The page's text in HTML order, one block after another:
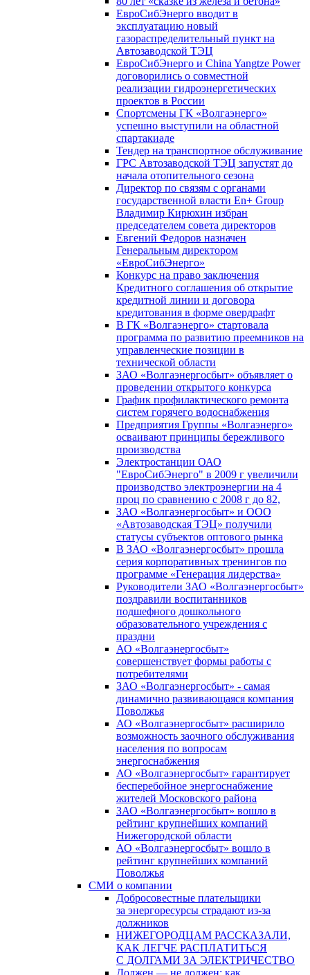
ЕвроСибЭнерго вводит в
эксплуатацию новый
газораспределительный пункт на
Автозаводской ТЭЦ
ЕвроСибЭнерго и China Yangtze Power
договорились о совместной
реализации гидроэнергетических
проектов в России
Спортсмены ГК «Волгаэнерго»
успешно выступили на областной
спартакиаде
Тендер на транспортное обслуживание
ГРС Автозаводской ТЭЦ запустят до
начала отопительного сезона
Директор по связям с органами
государственной власти En+ Group
Владимир Кирюхин избран
председателем совета директоров
Евгений Федоров назначен
Генеральным директором
«ЕвроСибЭнерго»
Конкурс на право заключения
Кредитного соглашения об открытие
кредитной линии и договора
кредитования в форме овердрафт
В ГК «Волгаэнерго» стартовала
программа по развитию преемников на
управленческие позиции в
технической области
ЗАО «Волгаэнергосбыт» объявляет о
проведении открытого конкурса
График профилактического ремонта
систем горячего водоснабжения
Предприятия Группы «Волгаэнерго»
осваивают принципы бережливого
производства
Электростанции ОАО
"ЕвроСибЭнерго" в 2009 г увеличили
производство электроэнергии на 4
проц по сравнению с 2008 г до 82,
ЗАО «Волгаэнергосбыт» и ООО
«Автозаводская ТЭЦ» получили
статусы субъектов оптового рынка
В ЗАО «Волгаэнергосбыт» прошла
серия корпоративных тренингов по
программе «Генерация лидерства»
Руководители ЗАО «Волгаэнергосбыт»
поздравили воспитанников
подшефного дошкольного
образовательного учреждения с
праздни
АО «Волгаэнергосбыт»
совершенствует формы работы с
потребителями
ЗАО «Волгаэнергосбыт» - самая
динамично развивающаяся компания
Поволжья
АО «Волгаэнергосбыт» расширило
возможность заочного обслуживания
населения по вопросам
энергоснабжения
АО «Волгаэнергосбыт» гарантирует
бесперебойное энергоснабжение
жителей Московского района
ЗАО «Волгаэнергосбыт» вошло в
рейтинг крупнейших компаний
Нижегородской области
АО «Волгаэнергосбыт» вошло в
рейтинг крупнейших компаний
Поволжья
СМИ о компании
Добросовестные плательщики
за энергоресурсы страдают из-за
должников
НИЖЕГОРОДЦАМ РАССКАЗАЛИ,
КАК ЛЕГЧЕ РАСПЛАТИТЬСЯ
С ДОЛГАМИ ЗА ЭЛЕКТРИЧЕСТВО